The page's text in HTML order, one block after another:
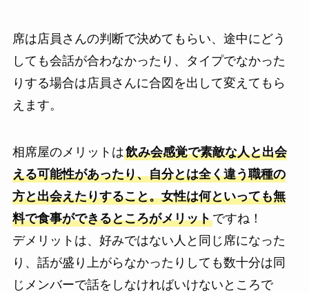
席は店員さんの判断で決めてもらい、途中にどう
しても会話が合わなかったり、タイプでなかった
りする場合は店員さんに合図を出して変えてもら
えます。
相席屋のメリットは飲み会感覚で素敵な人と出会
える可能性があったり、自分とは全く違う職種の
方と出会えたりすること。女性は何といっても無
料で食事ができるところがメリットですね！
デメリットは、好みではない人と同じ席になった
り、話が盛り上がらなかったりしても数十分は同
じメンバーで話をしなければいけないところで